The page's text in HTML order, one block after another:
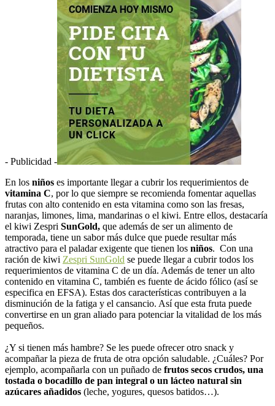
- Publicidad -
En los niños es importante llegar a cubrir los requerimientos de
vitamina C, por lo que siempre se recomienda fomentar aquellas
frutas con alto contenido en esta vitamina como son las fresas,
naranjas, limones, lima, mandarinas o el kiwi. Entre ellos, destacaría
el kiwi Zespri SunGold, que además de ser un alimento de
temporada, tiene un sabor más dulce que puede resultar más
atractivo para el paladar exigente que tienen los niños. Con una
ración de kiwi Zespri SunGold se puede llegar a cubrir todos los
requerimientos de vitamina C de un día. Además de tener un alto
contenido en vitamina C, también es fuente de ácido fólico (así se
especifica en EFSA). Estas dos características contribuyen a la
disminución de la fatiga y el cansancio. Así que esta fruta puede
convertirse en un gran aliado para potenciar la vitalidad de los más
pequeños.
¿Y si tienen más hambre? Se les puede ofrecer otro snack y
acompañar la pieza de fruta de otra opción saludable. ¿Cuáles? Por
ejemplo, acompañarla con un puñado de frutos secos crudos, una
tostada o bocadillo de pan integral o un lácteo natural sin
azúcares añadidos (leche, yogures, quesos batidos…).